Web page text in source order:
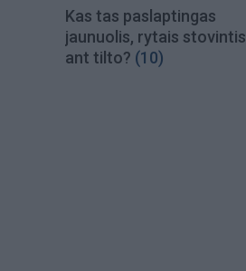
Kas tas paslaptingas
jaunuolis, rytais stovintis
ant tilto? (10)